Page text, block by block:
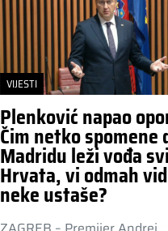
VIJESTI
Plenković napao
Čim netko spomene
Madridu leži vođa
Hrvata, vi odmah
neke ustaše?